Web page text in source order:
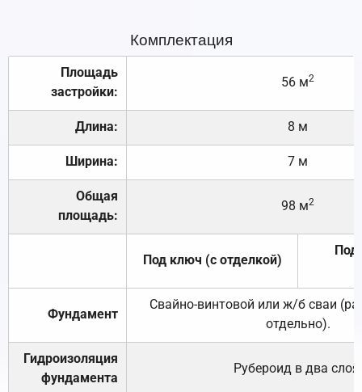
Комплектация
Площадь
застройки:
56 м2
Длина: 8 м
Ширина: 7 м
Общая
площадь:
98 м2
Под ключ (с отделкой)
Под
Фундамент
Свайно-винтовой или ж/б сваи
отдельно).
Гидроизоляция
фундамента
Рубероид в два слоя.